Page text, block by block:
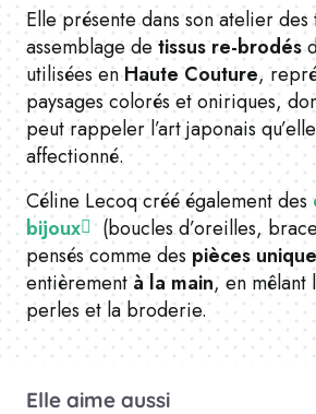
Elle présente dans son atelier des
assemblage detissus re-brodés
utilisées enHaute Couture,
paysages colorés et oniriques,
peut rappeler l’art japonais
affectionné.
Céline Lecoq créé également des
bijoux
(boucles d’oreilles,
pensés comme despièces
entièrementà la main, en mêlant
perles et la broderie.
Elle aime aussi